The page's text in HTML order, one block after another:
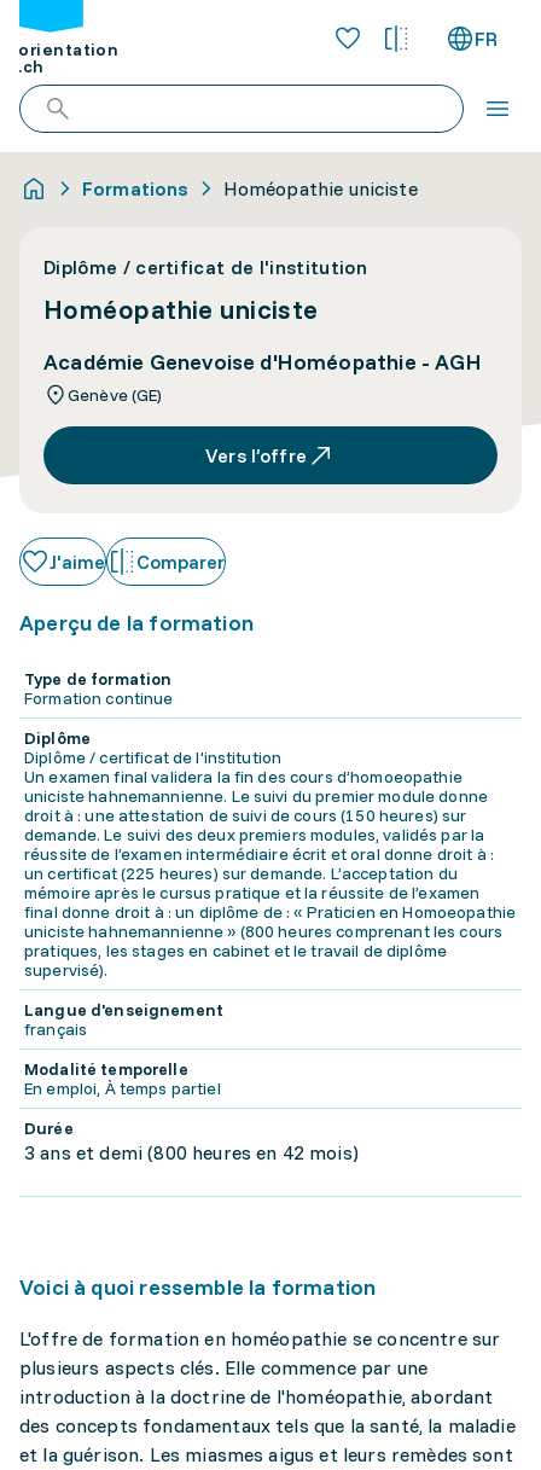
orientation
.ch
FR
Formations Homéopathie uniciste
Diplôme / certificat de l'institution
Homéopathie uniciste
Académie Genevoise d'Homéopathie - AGH
Genève (GE)
Vers l’offre
J'aime Comparer
Aperçu de la formation
Type de formation
Formation continue
Diplôme
Diplôme / certificat de l'institution
Un examen final validera la fin des cours d’homoeopathie
uniciste hahnemannienne. Le suivi du premier module donne
droit à : une attestation de suivi de cours (150 heures) sur
demande. Le suivi des deux premiers modules, validés par la
réussite de l’examen intermédiaire écrit et oral donne droit à :
un certificat (225 heures) sur demande. L’acceptation du
mémoire après le cursus pratique et la réussite de l’examen
final donne droit à : un diplôme de : « Praticien en Homoeopathie
uniciste hahnemannienne » (800 heures comprenant les cours
pratiques, les stages en cabinet et le travail de diplôme
supervisé).
Langue d'enseignement
français
Modalité temporelle
En emploi, À temps partiel
Durée
3 ans et demi (800 heures en 42 mois)
Voici à quoi ressemble la formation
L'offre de formation en homéopathie se concentre sur
plusieurs aspects clés. Elle commence par une
introduction à la doctrine de l'homéopathie, abordant
des concepts fondamentaux tels que la santé, la maladie
et la guérison. Les miasmes aigus et leurs remèdes sont